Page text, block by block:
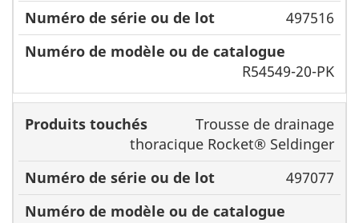
497516
R54549-20-PK
Trousse de drainage
thoracique Rocket® Seldinger
497077